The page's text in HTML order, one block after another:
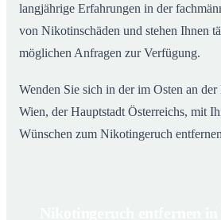
langjährige Erfahrungen in der
von Nikotinschäden und stehen Ihnen
möglichen Anfragen zur Verfügung.
Wenden Sie sich in der im Osten an
Wien, der Hauptstadt Österreichs, mit
Wünschen zum Nikotingeruch